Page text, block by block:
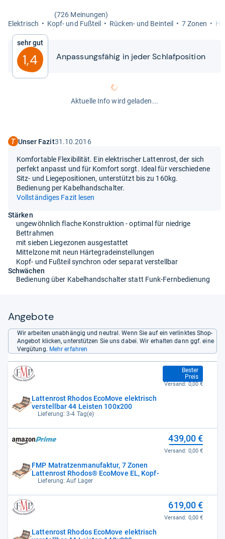
(726 Meinungen)
Elek­trisch
Kopf-​ und Fuß­teil Rücken-​ und Bein­teil 7 Zonen
Sehr gut
1,4 Anpas­sungs­fä­hig in jeder Schlaf­po­si­tion
Aktuelle Info wird geladen...
Unser Fazit31.10.2016
Komfortable Flexibilität. Ein elektrischer Lattenrost, der sich
perfekt anpasst und für Komfort sorgt. Ideal für verschiedene
Sitz- und Liegepositionen, unterstützt bis zu 160kg.
Bedienung per Kabelhandschalter.
Vollständiges Fazit lesen
Stärken
ungewöhnlich flache Konstruktion - optimal für niedrige
Bettrahmen
mit sieben Liegezonen ausgestattet
Mittelzone mit neun Härtegradeinstellungen
Kopf- und Fußteil synchron oder separat verstellbar
Schwächen
Bedienung über Kabelhandschalter statt Funk-Fernbedienung
Angebote
Wir arbeiten unabhängig und neutral. Wenn Sie auf ein verlinktes Shop-
Angebot klicken, unterstützen Sie uns dabei. Wir erhalten dann ggf. eine
Vergütung. Mehr erfahren
Lattenrost Rhodos EcoMove elektrisch
verstellbar 44 Leisten 100x200
Lieferung: 3-4 Tag(e)
Bester
Preis
429,00 €
Versand: 0,00 €
FMP Matratzenmanufaktur, 7 Zonen
Lattenrost Rhodos® EcoMove EL, Kopf-
Lieferung: Auf Lager
439,00 €
Versand: 0,00 €
Lattenrost Rhodos EcoMove elektrisch
619,00 €
Versand: 0,00 €